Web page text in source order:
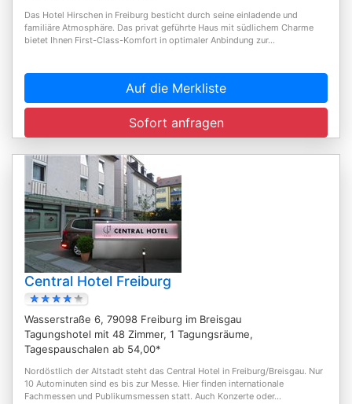
Das Hotel Hirschen in Freiburg besticht durch seine einladende und
familiäre Atmosphäre. Das privat geführte Haus mit südlichem Charme
bietet Ihnen First-Class-Komfort in optimaler Anbindung zur...
Auf die Merkliste
Sofort anfragen
Central Hotel Freiburg
Wasserstraße 6, 79098 Freiburg im Breisgau
Tagungshotel mit 48 Zimmer, 1 Tagungsräume,
Tagespauschalen ab 54,00*
Nordöstlich der Altstadt steht das Central Hotel in Freiburg/Breisgau. Nur
10 Autominuten sind es bis zur Messe. Hier finden internationale
Fachmessen und Publikumsmessen statt. Auch Konzerte oder...